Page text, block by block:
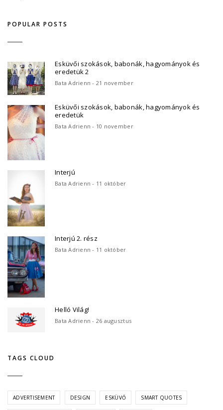
POPULAR POSTS
Esküvői szokások, babonák, hagyományok és
eredetük 2
Bata Adrienn - 21 november
Esküvői szokások, babonák, hagyományok és
eredetük
Bata Adrienn - 10 november
Interjú
Bata Adrienn - 11 október
Interjú 2. rész
Bata Adrienn - 11 október
Helló Világ!
Bata Adrienn - 26 augusztus
TAGS CLOUD
ADVERTISEMENT DESIGN ESKÜVŐ SMART QUOTES